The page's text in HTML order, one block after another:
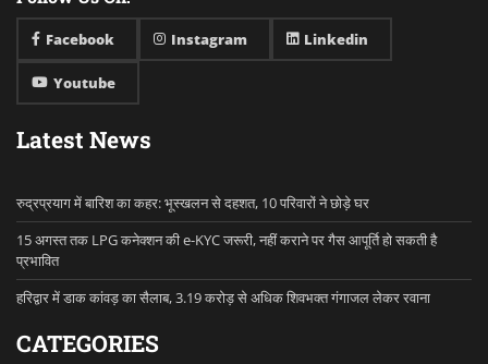
Facebook Instagram Linkedin
Youtube
Latest News
रुद्रप्रयाग में बारिश का कहर: भूस्खलन से दहशत, 10 परिवारों ने छोड़े घर
15 अगस्त तक LPG कनेक्शन की e-KYC जरूरी, नहीं कराने पर गैस आपूर्ति हो सकती है
प्रभावित
हरिद्वार में डाक कांवड़ का सैलाब, 3.19 करोड़ से अधिक शिवभक्त गंगाजल लेकर रवाना
CATEGORIES